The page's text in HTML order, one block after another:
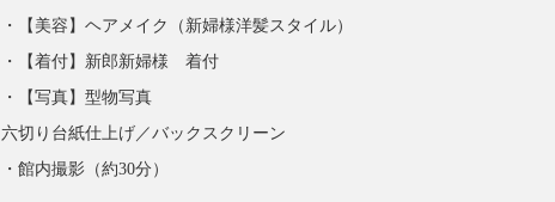
・【美容】ヘアメイク（新婦様洋髪スタイル）
・【着付】新郎新婦様 着付
・【写真】型物写真
六切り台紙仕上げ／バックスクリーン
・館内撮影（約30分）